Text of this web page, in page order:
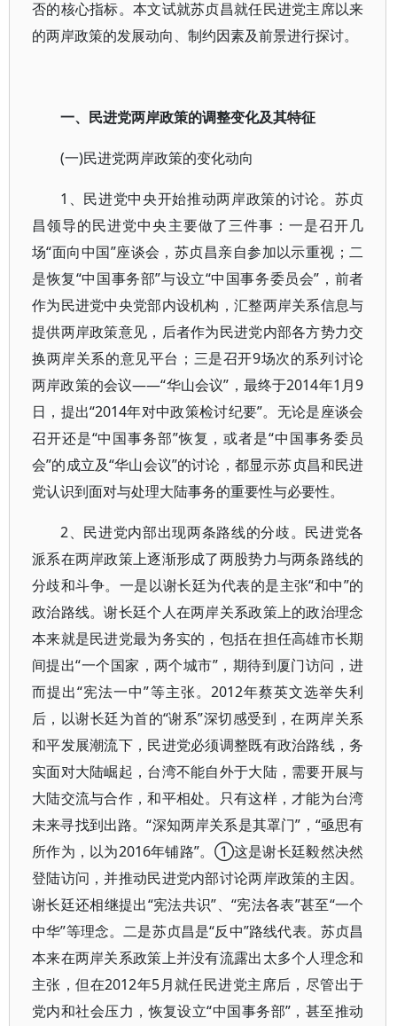
否的核心指标。本文试就苏贞昌就任民进党主席以来
的两岸政策的发展动向、制约因素及前景进行探讨。
一、民进党两岸政策的调整变化及其特征
(一)民进党两岸政策的变化动向
1、民进党中央开始推动两岸政策的讨论。苏贞
昌领导的民进党中央主要做了三件事：一是召开几
场“面向中国”座谈会，苏贞昌亲自参加以示重视；二
是恢复“中国事务部”与设立“中国事务委员会”，前者
作为民进党中央党部内设机构，汇整两岸关系信息与
提供两岸政策意见，后者作为民进党内部各方势力交
换两岸关系的意见平台；三是召开9场次的系列讨论
两岸政策的会议——“华山会议”，最终于2014年1月9
日，提出“2014年对中政策检讨纪要”。无论是座谈会
召开还是“中国事务部”恢复，或者是“中国事务委员
会”的成立及“华山会议”的讨论，都显示苏贞昌和民进
党认识到面对与处理大陆事务的重要性与必要性。
2、民进党内部出现两条路线的分歧。民进党各
派系在两岸政策上逐渐形成了两股势力与两条路线的
分歧和斗争。一是以谢长廷为代表的是主张“和中”的
政治路线。谢长廷个人在两岸关系政策上的政治理念
本来就是民进党最为务实的，包括在担任高雄市长期
间提出“一个国家，两个城市”，期待到厦门访问，进
而提出“宪法一中”等主张。2012年蔡英文选举失利
后，以谢长廷为首的“谢系”深切感受到，在两岸关系
和平发展潮流下，民进党必须调整既有政治路线，务
实面对大陆崛起，台湾不能自外于大陆，需要开展与
大陆交流与合作，和平相处。只有这样，才能为台湾
未来寻找到出路。“深知两岸关系是其罩门”，“亟思有
所作为，以为2016年铺路”。①这是谢长廷毅然决然
登陆访问，并推动民进党内部讨论两岸政策的主因。
谢长廷还相继提出“宪法共识”、“宪法各表”甚至“一个
中华”等理念。二是苏贞昌是“反中”路线代表。苏贞昌
本来在两岸关系政策上并没有流露出太多个人理念和
主张，但在2012年5月就任民进党主席后，尽管出于
党内和社会压力，恢复设立“中国事务部”，甚至推动